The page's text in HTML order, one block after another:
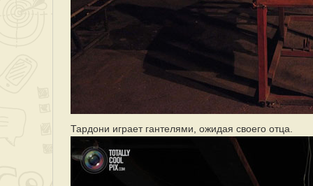
Тардони играет гантелями, ожидая своего отца.